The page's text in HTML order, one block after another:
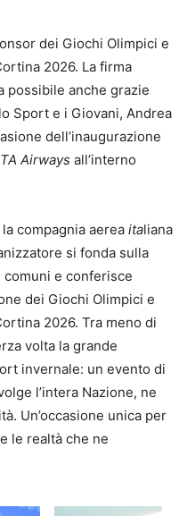
dei Giochi Olimpici e
2026. La firma
possibile anche grazie
Sport e i Giovani, Andrea
dell’inaugurazione
Airways all’interno
compagnia aerea italiana
si fonda sulla
e conferisce
dei Giochi Olimpici e
2026. Tra meno di
volta la grande
invernale: un evento di
l’intera Nazione, ne
Un’occasione unica per
le realtà che ne